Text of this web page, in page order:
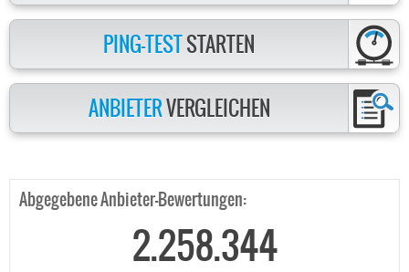
PING-TESTSTARTEN
ANBIETERVERGLEICHEN
Abgegebene Anbieter-Bewertungen:
2.258.344